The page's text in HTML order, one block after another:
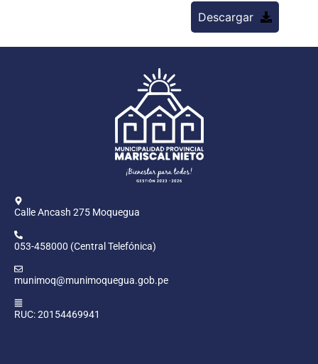
Descargar
Calle Ancash 275 Moquegua
053-458000 (Central Telefónica)
munimoq@munimoquegua.gob.pe
RUC: 20154469941